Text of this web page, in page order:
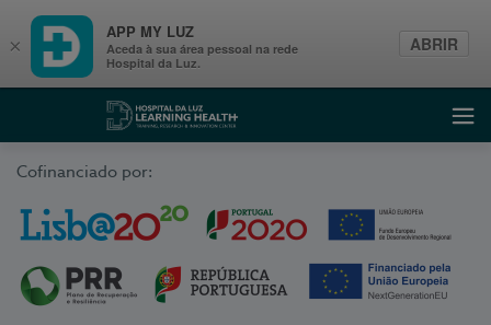
Learning Health
Cofinanciado por:
×
APP MY LUZ
Aceda à sua área pessoal na rede
Hospital da Luz.
ABRIR